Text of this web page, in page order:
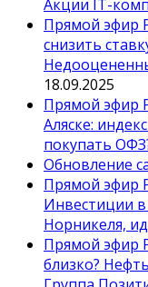
Акции IT-
Прямой эфир
снизить
18.09.2025
Прямой эфир
Аляске:
покупать
Обновление
Прямой эфир
Инвестиции
Норникеля,
Прямой эфир
близко?